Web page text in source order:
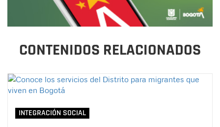
CONTENIDOS RELACIONADOS
INTEGRACIÓN SOCIAL